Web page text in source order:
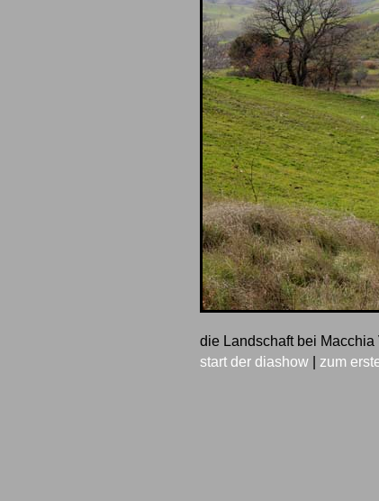
die Landschaft bei Macchia
start der diashow
zum